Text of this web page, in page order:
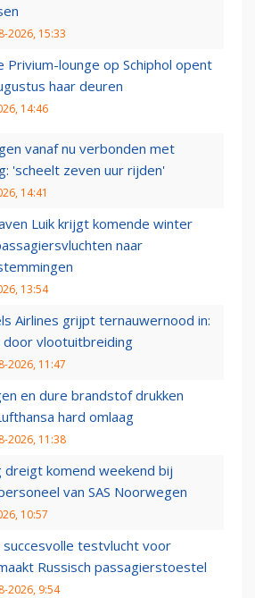
2026, 15:33
Privium-lounge op Schiphol opent
haar deuren
14:46
vanaf nu verbonden met
'scheelt zeven uur rijden'
14:41
Luik krijgt komende winter
naar
13:54
Airlines grijpt ternauwernood in:
vlootuitbreiding
2026, 11:47
en dure brandstof drukken
hard omlaag
2026, 11:38
dreigt komend weekend bij
van SAS Noorwegen
10:57
testvlucht voor
Russisch passagierstoestel
2026, 9:54